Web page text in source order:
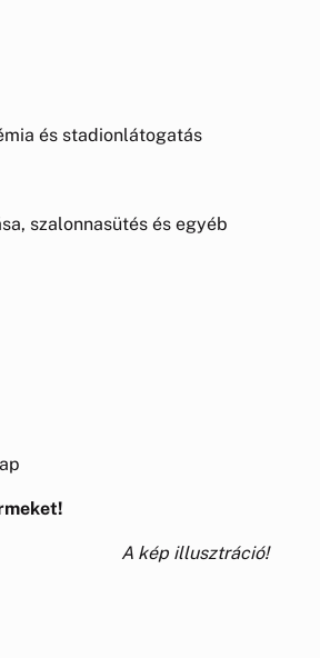
és stadionlátogatás
szalonnasütés és egyéb
A kép illusztráció!